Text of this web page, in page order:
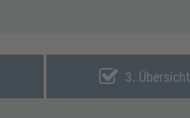
3. Übersicht